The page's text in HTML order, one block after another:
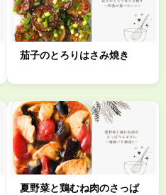
茄子のとろりはさみ焼き
夏野菜と鶏むね肉のさっぱ